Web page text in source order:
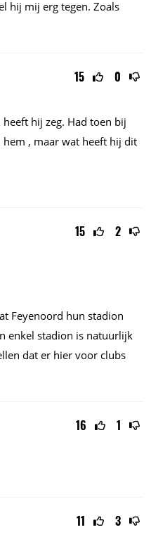
hij mij erg tegen. Zoals
15 0
hij zeg. Had toen bij
, maar wat heeft hij dit
15 2
Feyenoord hun stadion
enkel stadion is natuurlijk
dat er hier voor clubs
16 1
11 3